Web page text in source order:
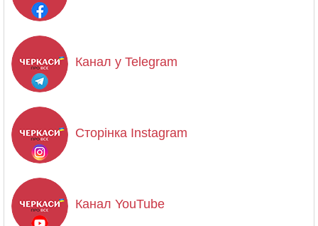
Канал у Telegram
Сторінка Instagram
Канал YouTube